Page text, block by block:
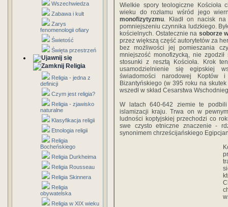
Wszechwiedza
Zabawa i kult
Zarys
fenomenologii ofiary
Świetość
Święta przestrzeń
Religia
Religia - jedna z
definicji
Czym jest religia?
Religia - zjawisko
naturalne
Klasyfikacja religii
Etnologia religii
Religia
Bocheńskiego
Religia Durkheima
Religia Rousseau
Religia Skinnera
Religia
obywatelska
Religia w XIX wieku
Wielkie spory teologiczne Kościoła
wieku do rozłamu wśród jego
monofizytyzmu. Kładł on nacisk
pomniejszeniu czynnika ludzkiego.
kościelnych. Ostatecznie na soborze
przez większą część autorytetów za
bez możliwości jej pomieszania
mniejszość monofizycką, nie
stosunki z resztą Kościoła. Krok
usamodzielnienie się egipskiej
świadomości narodowej Koptów
Bizantyńskiego (w 395 roku na
wszedł w skład Cesarstwa
W latach 640-642 ziemie te podbili
islamizacji kraju. Trwa on w
ludności koptyjskiej przechodzi co
swe czysto etniczne znaczenie -
synonimem chrześcijańskiego